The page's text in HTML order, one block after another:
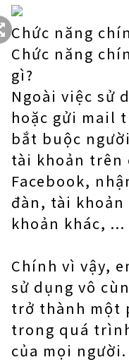
Chức năng
Chức năng
gì?
Ngoài việc sử
hoặc gửi mail
bắt buộc
tài khoản trên
Facebook,
đàn, tài khoản
khoản khác, ...
Chính vì vậy,
sử dụng vô
trở thành một
trong quá
của mọi người.